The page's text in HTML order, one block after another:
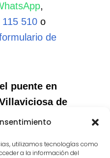
utilizamos tecnologías como
a la información del
,
115 510o
de
puente en
de
necesitas,